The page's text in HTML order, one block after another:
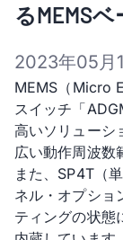
るMEMS
2023年05月
MEMS（Micro
スイッチ「
高いソリューシ
広い動作周波数
また、SP4T（
ネル・オプショ
ティングの状態